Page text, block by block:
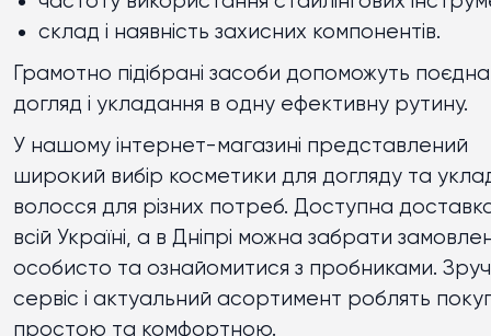
склад і наявність захисних компонентів.
Грамотно підібрані засоби допоможуть
догляд і укладання в одну ефективну рутину.
У нашому інтернет-магазині представлений
широкий вибір косметики для догляду та
волосся для різних потреб. Доступна
всій Україні, а в Дніпрі можна забрати
особисто та ознайомитися з пробниками.
сервіс і актуальний асортимент роблять
простою та комфортною.